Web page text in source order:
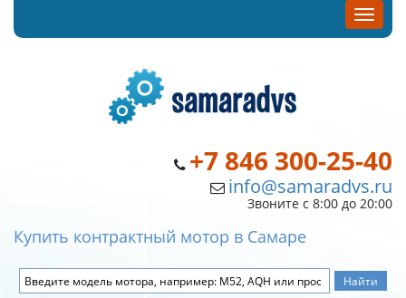
+7 846 300-25-40
info@samaradvs.ru
Звоните с 8:00 до 20:00
Купить контрактный мотор в Самаре